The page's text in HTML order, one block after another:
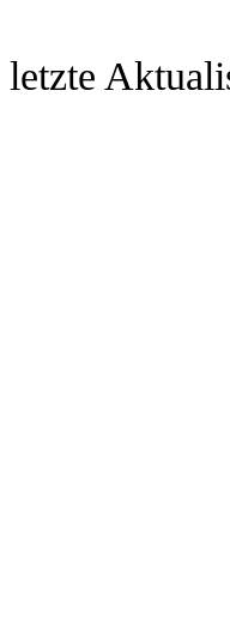
letzte